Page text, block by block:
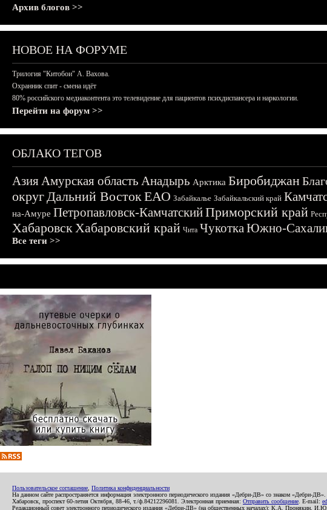
Архив блогов >>
НОВОЕ НА ФОРУМЕ
Трилогия "Китобои" А. Вахова.
Охранник спит - смена идёт
80% российского медиаконтента это телевидение для пациентов психдиспансера и наркологии.
Перейти на форум >>
ОБЛАКО ТЕГОВ
АзияАмурская область Анадырь Арктика Биробиджан
округДальний ВостокЕАО Забайкалье Забайкальский край
на-Амуре Петропавловск-КамчатскийПриморский край
ХабаровскХабаровский край Чита ЧукоткаЮжно-
Все теги >>
Пользовательское соглашение Политика конфиденциальности
На данном сайте распространяется информация электронного периодического издания «Дебри-ДВ» со знаком
Хабаровск, проспект 60-летия Октября, 88-46, т./ф.84212296081. Электронная приемная: Отправить сообщение . E-mail:
Редакционный совет электронного периодического издания «Дебри-ДВ» (на общественных началах): К.А.